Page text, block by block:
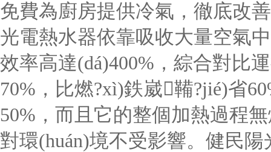
免費為廚房提供冷氣，徹底改
光電熱水器依靠吸收大量空氣
效率高達(dá)400%，綜合對比
70%，比燃?xì)鉄崴鞴?jié)省
50%，而且它的整個加熱過程
對環(huán)境不受影響。健民